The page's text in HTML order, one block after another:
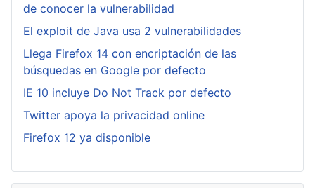
de conocer la vulnerabilidad
El exploit de Java usa 2 vulnerabilidades
Llega Firefox 14 con encriptación de las
búsquedas en Google por defecto
IE 10 incluye Do Not Track por defecto
Twitter apoya la privacidad online
Firefox 12 ya disponible